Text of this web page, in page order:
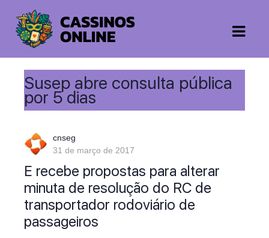
Susep abre consulta pública
por 5 dias
cnseg
31 de março de 2017
E recebe propostas para alterar
minuta de resolução do RC de
transportador rodoviário de
passageiros